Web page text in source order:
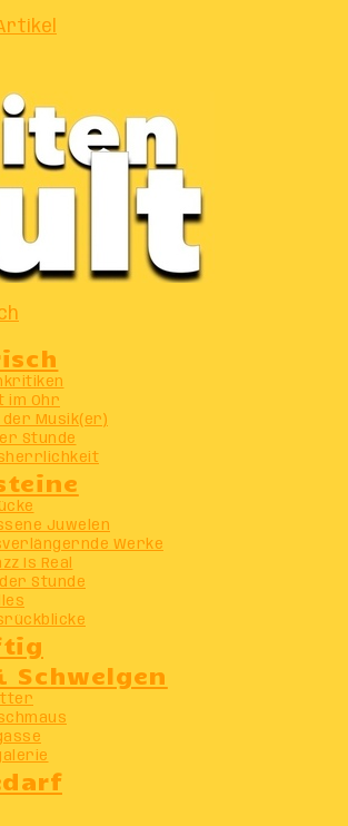
im Ohr
der Musik(er)
Stunde
Juwelen
Werke
Is Real
Stunde
Schwelgen